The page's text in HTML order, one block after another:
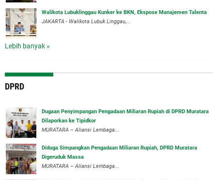
Walikota Lubuklinggau Kunker ke BKN, Ekspose Manajemen Talenta
JAKARTA - Walikota Lubuk Linggau,...
Lebih banyak »
DPRD
‎Dugaan Penyimpangan Pengadaan Miliaran Rupiah di DPRD Muratara
Dilaporkan ke Tipidkor
‎MURATARA – Aliansi Lembaga...
Diduga Simpangkan Pengadaan Miliaran Rupiah, DPRD Muratara
Digeruduk Massa
‎MURATARA – Aliansi Lembaga...